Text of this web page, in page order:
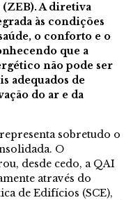
A diretiva
às condições
o conforto e o
que a
não pode ser
adequados de
do ar e da
sobretudo o
O
desde cedo, a QAI
através do
de Edifícios (SCE),